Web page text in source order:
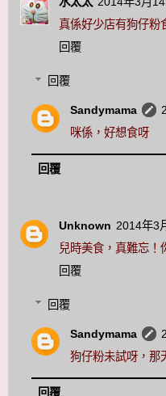
真係好少店有狗仔粉
回覆
回覆
Sandymama
咪係，好想食呀
回覆
Unknown 2014年3
兒時美食，真難忘！
回覆
回覆
Sandymama
狗仔粉未試呀，那
回覆